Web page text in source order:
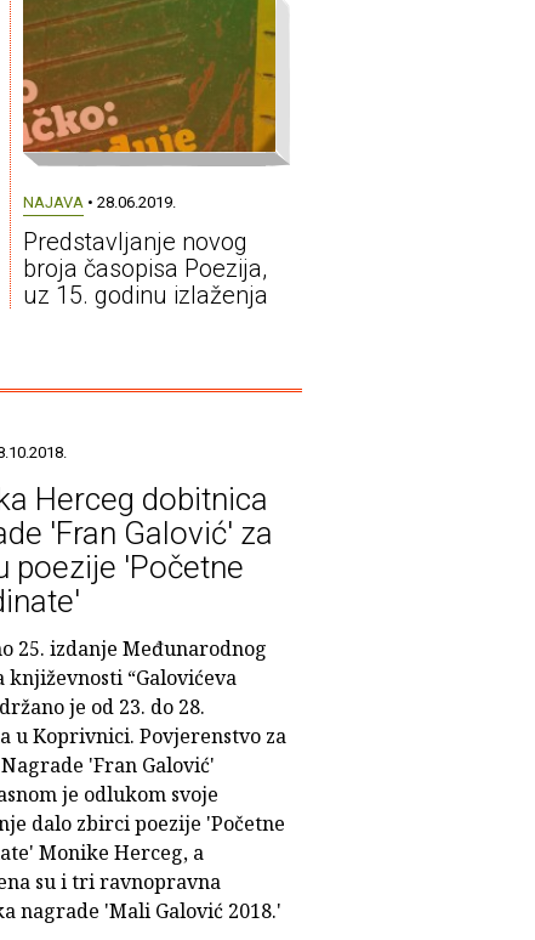
NAJAVA • 28.06.2019.
Predstavljanje novog
broja časopisa Poezija,
uz 15. godinu izlaženja
Herceg dobitnica
'Fran Galović' za
poezije 'Početne
25. izdanje Međunarodnog
književnosti “Galovićeva
je od 23. do 28.
u Koprivnici. Povjerenstvo za
'Fran Galović'
je odlukom svoje
dalo zbirci poezije 'Početne
Monike Herceg, a
su i tri ravnopravna
nagrade 'Mali Galović 2018.'